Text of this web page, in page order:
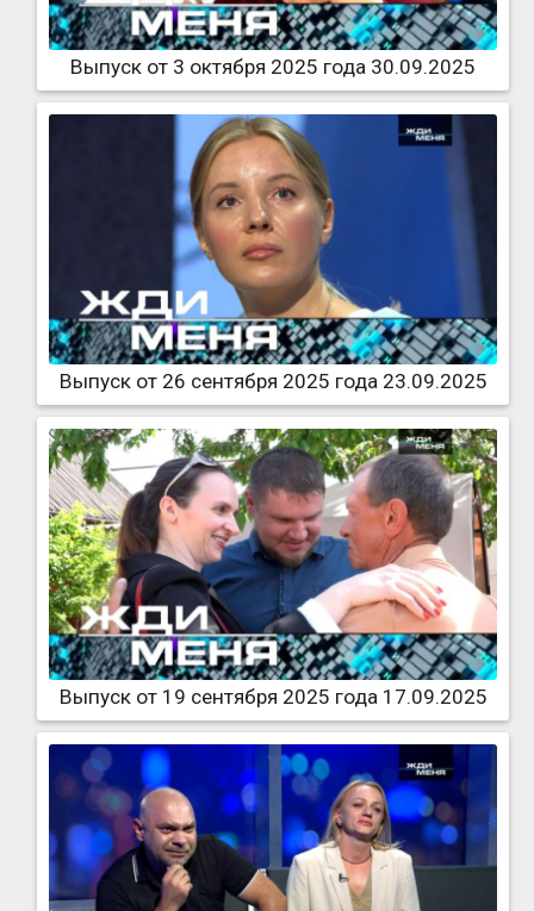
Выпуск от 3 октября 2025 года 30.09.2025
Выпуск от 26 сентября 2025 года 23.09.2025
Выпуск от 19 сентября 2025 года 17.09.2025